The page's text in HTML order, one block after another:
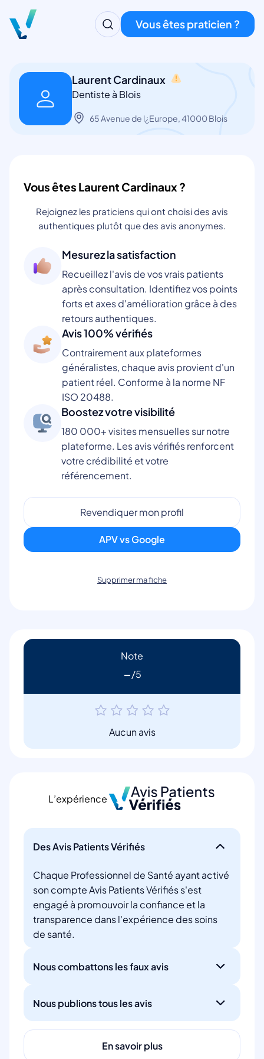
Vous êtes praticien ?
Laurent Cardinaux
Dentiste à Blois
65 Avenue de l¿Europe, 41000 Blois
Vous êtes Laurent Cardinaux ?
Rejoignez les praticiens qui ont choisi des avis
authentiques plutôt que des avis anonymes.
Mesurez la satisfaction
Recueillez l'avis de vos vrais patients
après consultation. Identifiez vos points
forts et axes d'amélioration grâce à des
retours authentiques.
Avis 100% vérifiés
Contrairement aux plateformes
généralistes, chaque avis provient d'un
patient réel. Conforme à la norme NF
ISO 20488.
Boostez votre visibilité
180 000+ visites mensuelles sur notre
plateforme. Les avis vérifiés renforcent
votre crédibilité et votre
référencement.
Revendiquer mon profil
APV vs Google
Supprimer ma fiche
Note
-
Aucun avis
L’expérience
Des Avis Patients Vérifiés
Chaque Professionnel de Santé ayant activé
son compte Avis Patients Vérifiés s'est
engagé à promouvoir la confiance et la
transparence dans l'expérience des soins
de santé.
Nous combattons les faux avis
Nous publions tous les avis
En savoir plus